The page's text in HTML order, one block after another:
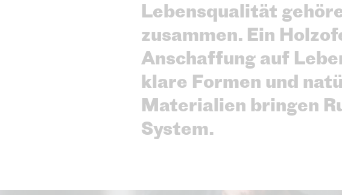
Lebensqualität
zusammen. Ein
Anschaffung auf
klare Formen und
Materialien bringen
System.